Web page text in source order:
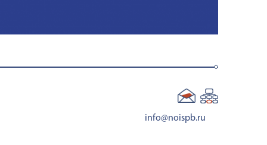
info@noispb.ru